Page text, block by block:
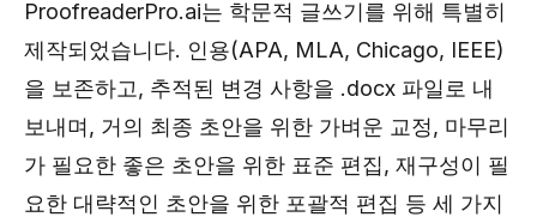
ProofreaderPro.ai는 학문적 글쓰기를 위해 특별히
제작되었습니다. 인용(APA, MLA, Chicago, IEEE)
을 보존하고, 추적된 변경 사항을 .docx 파일로 내
보내며, 거의 최종 초안을 위한 가벼운 교정, 마무리
가 필요한 좋은 초안을 위한 표준 편집, 재구성이 필
요한 대략적인 초안을 위한 포괄적 편집 등 세 가지